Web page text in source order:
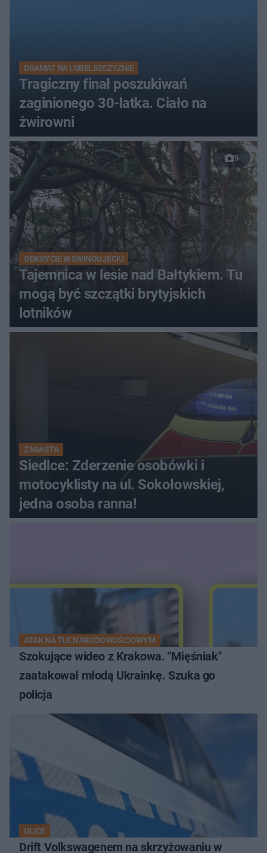
DRAMAT NA LUBELSZCZYŹNIE
Tragiczny finał poszukiwań
zaginionego 30-latka. Ciało na
żwirowni
9
ODKRYCIE W ŚWINOUJŚCIU
Tajemnica w lesie nad Bałtykiem. Tu
mogą być szczątki brytyjskich
lotników
Z MIASTA
Siedlce: Zderzenie osobówki i
motocyklisty na ul. Sokołowskiej,
jedna osoba ranna!
ATAK NA TLE NARODOWOŚCIOWYM
Szokujące wideo z Krakowa. "Mięśniak"
zaatakował młodą Ukrainkę. Szuka go
policja
ULICE
Drift Volkswagenem na skrzyżowaniu w